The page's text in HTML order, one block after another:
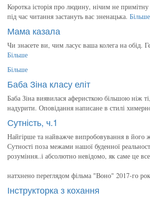
Коротка історія про людину, нічим не
під час читання застануть вас зненацька. Більше
Мама казала
Чи знаєете ви, чим ласує ваша колега на обід.
Більше
Більше
Баба Зіна класу еліт
Баба Зіна виявилася аферисткою більшою ніж ті,
надурити. Оповідання написане в стилі
Сутність, ч.1
Найгірше та найважче випробовування в його
Сутності поза межами нашої буденної
розуміння..і абсолютно невідомо, як саме це
натхнено переглядом фільма "Воно" 2017-го
Інструкторка з кохання